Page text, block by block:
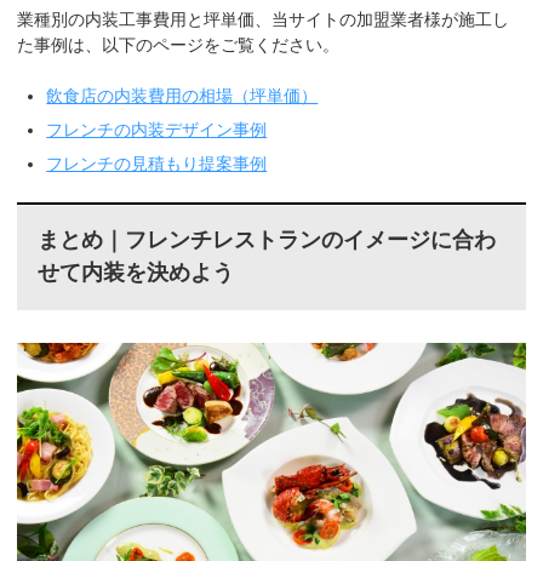
業種別の内装工事費用と坪単価、当サイトの加盟業者様が施工し
た事例は、以下のページをご覧ください。
飲食店の内装費用の相場（坪単価）
フレンチの内装デザイン事例
フレンチの見積もり提案事例
まとめ｜フレンチレストランのイメージに合わ
せて内装を決めよう